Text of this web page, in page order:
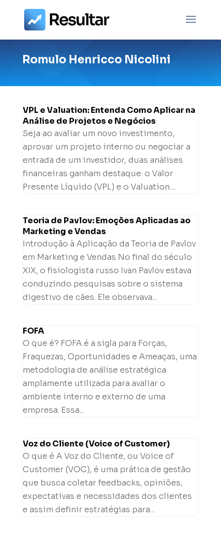
Romulo Henricco Nicolini
VPL e Valuation: Entenda Como Aplicar na
Análise de Projetos e Negócios
Seja ao avaliar um novo investimento,
aprovar um projeto interno ou negociar a
entrada de um investidor, duas análises
financeiras ganham destaque: o Valor
Presente Líquido (VPL) e o Valuation....
Teoria de Pavlov: Emoções Aplicadas ao
Marketing e Vendas
Introdução à Aplicação da Teoria de Pavlov
em Marketing e Vendas No final do século
XIX, o fisiologista russo Ivan Pavlov estava
conduzindo pesquisas sobre o sistema
digestivo de cães. Ele observava...
FOFA
O que é? FOFA é a sigla para Forças,
Fraquezas, Oportunidades e Ameaças, uma
metodologia de análise estratégica
amplamente utilizada para avaliar o
ambiente interno e externo de uma
empresa. Essa...
Voz do Cliente (Voice of Customer)
O que é A Voz do Cliente, ou Voice of
Customer (VOC), é uma prática de gestão
que busca coletar feedbacks, opiniões,
expectativas e necessidades dos clientes
e assim definir estratégias para...